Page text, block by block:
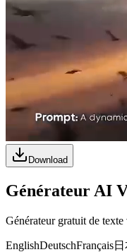
Download
Générateur AI
Générateur gratuit de
EnglishDeutschFrançais